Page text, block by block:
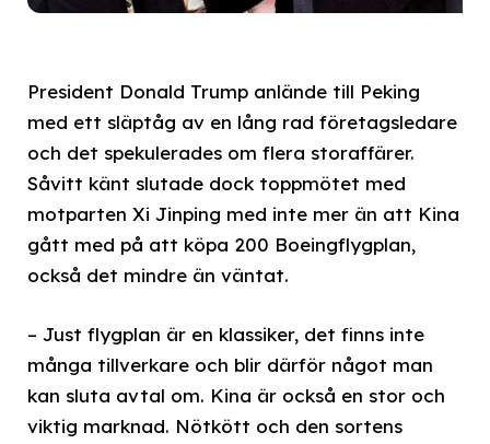
President Donald Trump anlände till Peking
med ett släptåg av en lång rad företagsledare
och det spekulerades om flera storaffärer.
Såvitt känt slutade dock toppmötet med
motparten Xi Jinping med inte mer än att Kina
gått med på att köpa 200 Boeingflygplan,
också det mindre än väntat.
– Just flygplan är en klassiker, det finns inte
många tillverkare och blir därför något man
kan sluta avtal om. Kina är också en stor och
viktig marknad. Nötkött och den sortens